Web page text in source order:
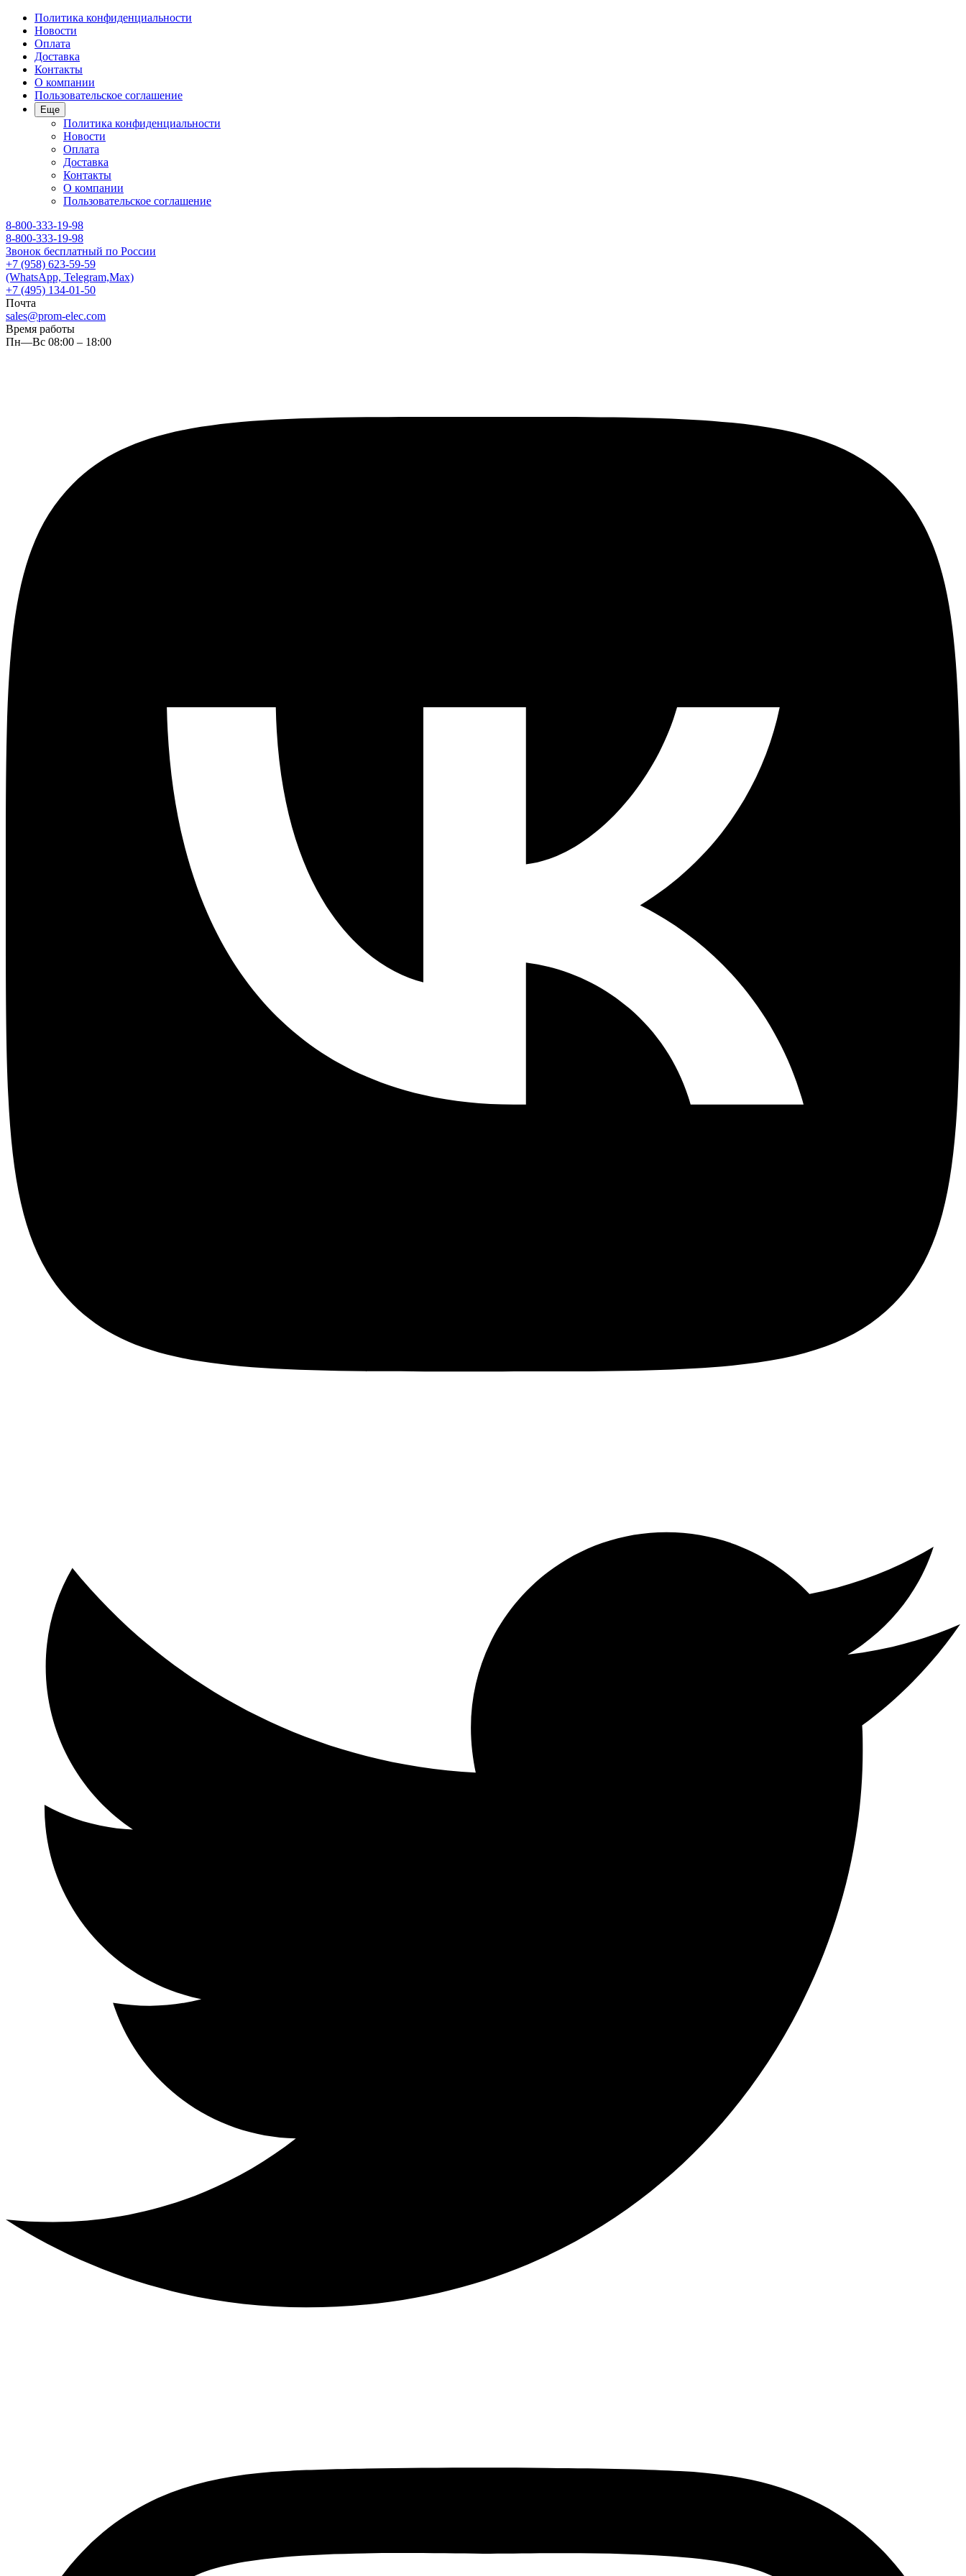
Политика конфиденциальности
Новости
Оплата
Доставка
Контакты
О компании
Пользовательское соглашение
Еще
Политика конфиденциальности
Новости
Оплата
Доставка
Контакты
О компании
Пользовательское соглашение
8-800-333-19-98
8-800-333-19-98
Звонок бесплатный по России
+7 (958) 623-59-59
(WhatsApp, Telegram,Max)
+7 (495) 134-01-50
Почта
sales@prom-elec.com
Время работы
Пн—Вс 08:00 – 18:00